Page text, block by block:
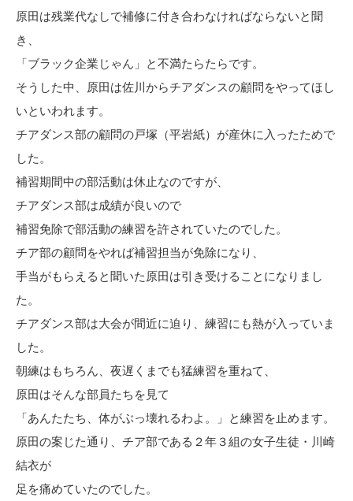
原田は残業代なしで補修に付き合わなければならないと聞
き、
「ブラック企業じゃん」と不満たらたらです。
そうした中、原田は佐川からチアダンスの顧問をやってほし
いといわれます。
チアダンス部の顧問の戸塚（平岩紙）が産休に入ったためで
した。
補習期間中の部活動は休止なのですが、
チアダンス部は成績が良いので
補習免除で部活動の練習を許されていたのでした。
チア部の顧問をやれば補習担当が免除になり、
手当がもらえると聞いた原田は引き受けることになりまし
た。
チアダンス部は大会が間近に迫り、練習にも熱が入っていま
した。
朝練はもちろん、夜遅くまでも猛練習を重ねて、
原田はそんな部員たちを見て
「あんたたち、体がぶっ壊れるわよ。」と練習を止めます。
原田の案じた通り、チア部である２年３組の女子生徒・川崎
結衣が
足を痛めていたのでした。